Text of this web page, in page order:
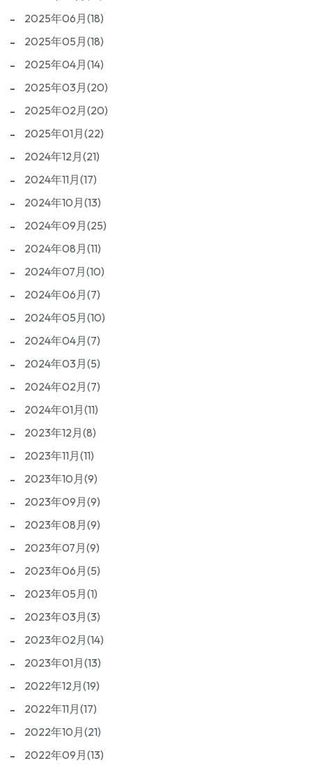
2025年06月(18)
2025年05月(18)
2025年04月(14)
2025年03月(20)
2025年02月(20)
2025年01月(22)
2024年12月(21)
2024年11月(17)
2024年10月(13)
2024年09月(25)
2024年08月(11)
2024年07月(10)
2024年06月(7)
2024年05月(10)
2024年04月(7)
2024年03月(5)
2024年02月(7)
2024年01月(11)
2023年12月(8)
2023年11月(11)
2023年10月(9)
2023年09月(9)
2023年08月(9)
2023年07月(9)
2023年06月(5)
2023年05月(1)
2023年03月(3)
2023年02月(14)
2023年01月(13)
2022年12月(19)
2022年11月(17)
2022年10月(21)
2022年09月(13)